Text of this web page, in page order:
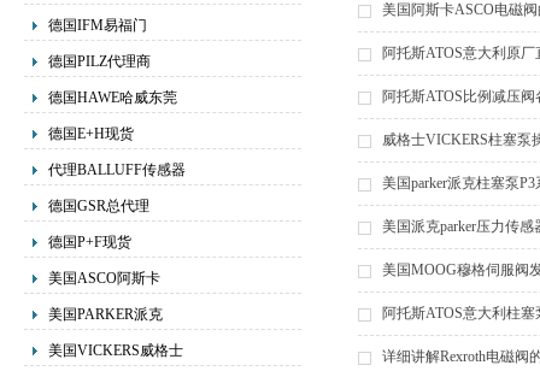
德国IFM易福门
德国PILZ代理商
德国HAWE哈威东莞
德国E+H现货
代理BALLUFF传感器
德国GSR总代理
德国P+F现货
美国ASCO阿斯卡
美国PARKER派克
美国VICKERS威格士
美国阿斯卡ASCO电磁
阿托斯ATOS意大利原
阿托斯ATOS比例减压
威格士VICKERS柱塞泵
美国parker派克柱塞泵
美国派克parker压力传感
美国MOOG穆格伺服阀
阿托斯ATOS意大利柱
详细讲解Rexroth电磁阀